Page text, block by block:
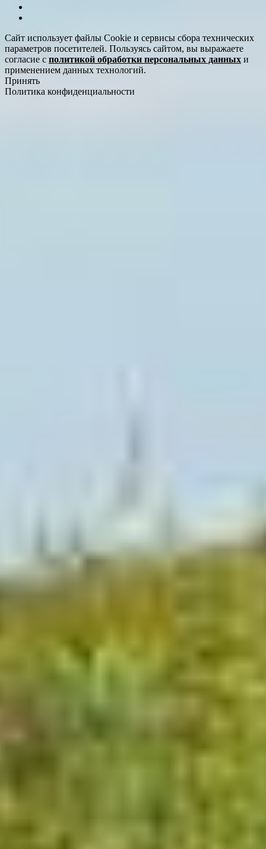
Сайт использует файлы Cookie и сервисы сбора технических
параметров посетителей. Пользуясь сайтом, вы выражаете
согласие с политикой обработки персональных данных и
применением данных технологий.
Принять
Политика конфиденциальности